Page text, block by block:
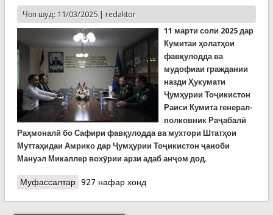
Чоп шуд: 11/03/2025 | redaktor
11 марти соли 2025 дар
Кумитаи ҳолатҳои
фавқулодда ва
мудофиаи граждании
назди Ҳукумати
Ҷумҳурии Тоҷикистон
Раиси Кумита генерал-
полковник Раҷабалӣ
Раҳмоналӣ бо Сафири фавқулодда ва мухтори Штатҳои
Муттаҳидаи Амрико дар Ҷумҳурии Тоҷикистон ҷаноби
Мануэл Микаллер вохӯрии арзи адаб анҷом дод.
Муфассалтаро Мулоқоти Раиси Кумита бо Сафири ШМА дар
927 нафар хонд